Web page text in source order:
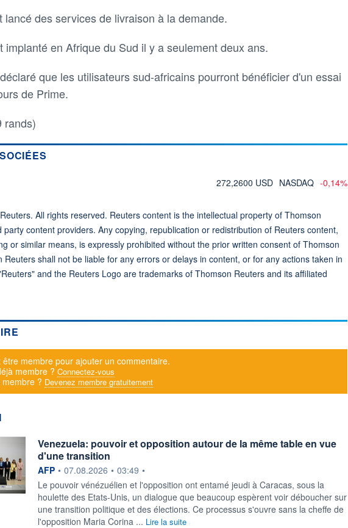
lancé des services de livraison à la demande.
implanté en Afrique du Sud il y a seulement deux ans.
que les utilisateurs sud-africains pourront bénéficier d'un essai
de Prime.
rands)
272,2600 USD NASDAQ -0,14%
All rights reserved. Reuters content is the intellectual property of Thomson
party content providers. Any copying, republication or redistribution of Reuters content,
or similar means, is expressly prohibited without the prior written consent of Thomson
Reuters shall not be liable for any errors or delays in content, or for any actions taken in
and the Reuters Logo are trademarks of Thomson Reuters and its affiliated
être membre pour ajouter un commentaire.
membre ? Connectez-vous
? Devenez membre gratuitement
Venezuela: pouvoir et opposition autour de la même table en vue
d'une transition
information fournie par
AFP • 07.08.2026 • 03:49 •
Le pouvoir vénézuélien et l'opposition ont entamé jeudi à Caracas, sous la
houlette des Etats-Unis, un dialogue que beaucoup espèrent voir déboucher sur
une transition politique et des élections. Ce processus s'ouvre sans la cheffe de
l'opposition Maria Corina ... Lire la suite